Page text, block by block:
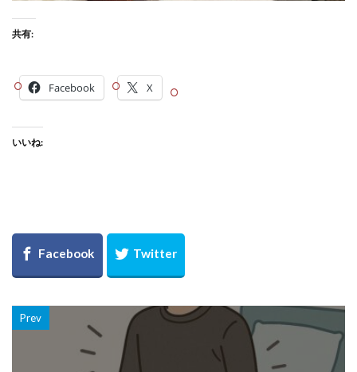
共有:
Facebook X
いいね:
Prev